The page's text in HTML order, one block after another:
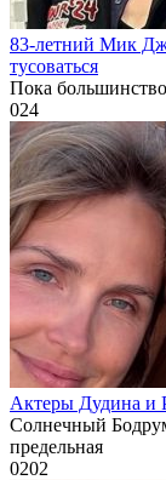
83-летний Мик
тусоваться
Пока
024
Актеры Дудина и
Солнечный
предельная
0202